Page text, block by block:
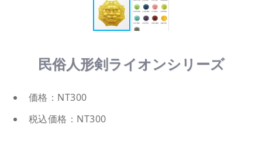
民俗人形剣ライオンシリーズ
価格：NT300
税込価格：NT300